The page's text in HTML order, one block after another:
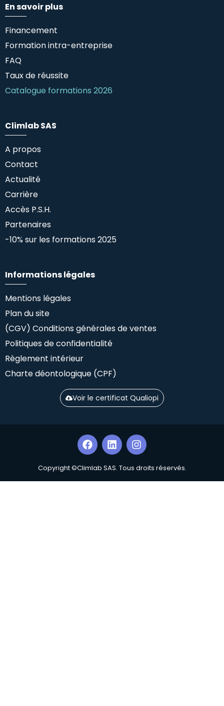
En savoir plus
Financement
Formation intra-entreprise
FAQ
Taux de réussite
Catalogue formations 2026
Climlab SAS
A propos
Contact
Actualité
Carrière
Accès P.S.H.
Partenaires
-10% sur les formations 2025
Informations légales
Mentions légales
Plan du site
(CGV) Conditions générales de ventes
Politiques de confidentialité
Règlement intérieur
Charte déontologique (CPF)
Voir le certificat Qualiopi
Copyright ©Climlab SAS. Tous droits réservés.